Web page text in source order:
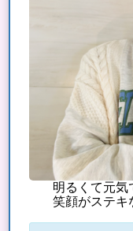
明るくて元気
笑顔がステキ